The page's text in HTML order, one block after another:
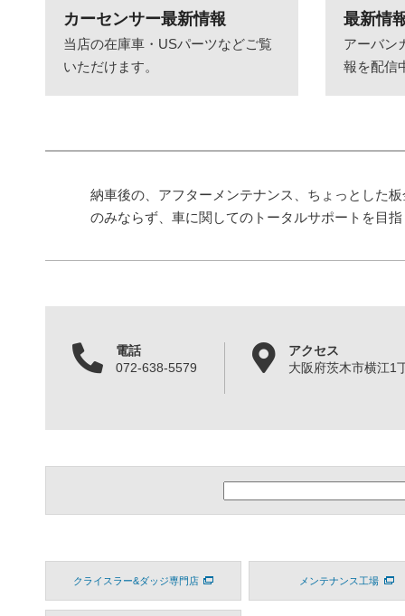
カーセンサー最新情報
当店の在庫車・USパーツなどご覧
いただけます。
最新情
アーバン
報を配信
納車後の、アフターメンテナンス、ちょっとした
のみならず、車に関してのトータルサポートを目
電話
072-638-5579
アクセス
大阪府茨木市横江1
クライスラー&ダッジ専門店 メンテナンス工場